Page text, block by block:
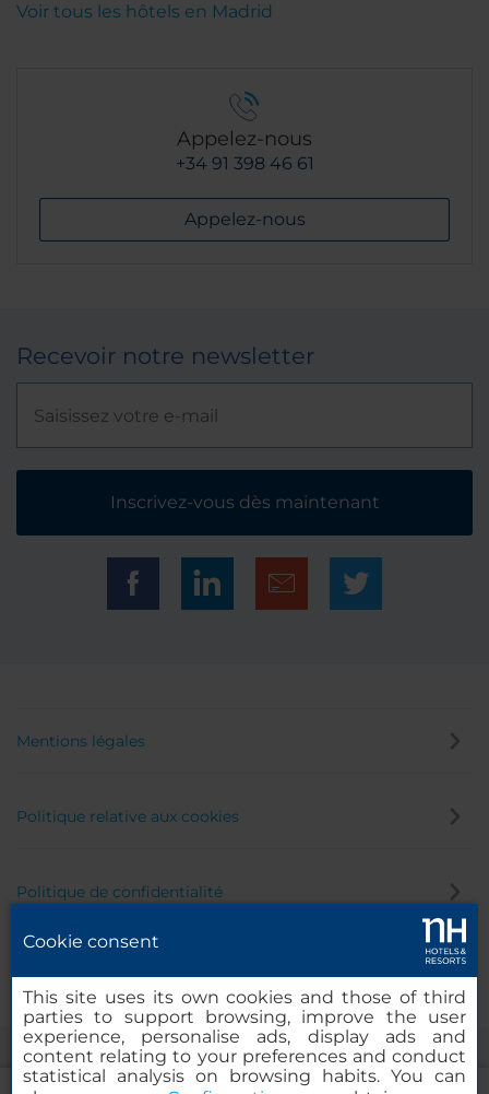
Voir tous les hôtels en Madrid
Appelez-nous
+34 91 398 46 61
Appelez-nous
Recevoir notre newsletter
Inscrivez-vous dès maintenant
Mentions légales
Politique relative aux cookies
Politique de confidentialité
Cookie consent
This site uses its own cookies and those of third
parties to support browsing, improve the user
experience, personalise ads, display ads and
content relating to your preferences and conduct
statistical analysis on browsing habits. You can